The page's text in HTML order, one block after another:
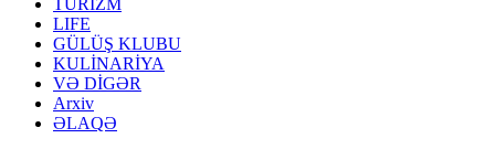
LIFE
GÜLÜŞ KLUBU
KULİNARİYA
VƏ DİGƏR
Arxiv
ƏLAQƏ